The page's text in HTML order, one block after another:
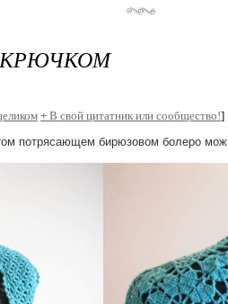
КРЮЧКОМ
+ В свой цитатник или сообщество!]
потрясающем бирюзовом болеро